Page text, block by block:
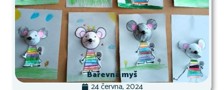
Barevná myš
24 června, 2024